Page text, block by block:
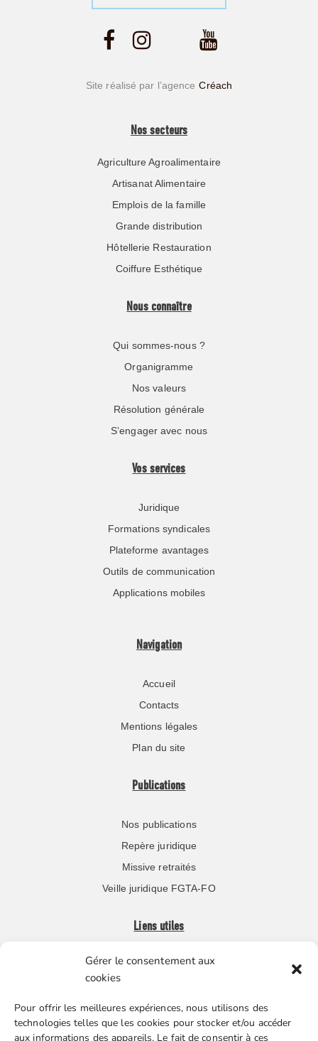
Gérer le consentement aux
cookies
Pour offrir les meilleures expériences, nous utilisons des
technologies telles que les cookies pour stocker et/ou accéder
aux informations des appareils. Le fait de consentir à ces
Site réalisé par l’agence Créach
Nos secteurs
Agriculture Agroalimentaire
Artisanat Alimentaire
Emplois de la famille
Grande distribution
Hôtellerie Restauration
Coiffure Esthétique
Nous connaître
Qui sommes-nous ?
Organigramme
Nos valeurs
Résolution générale
S’engager avec nous
Vos services
Juridique
Formations syndicales
Plateforme avantages
Outils de communication
Applications mobiles
Navigation
Accueil
Contacts
Mentions légales
Plan du site
Publications
Nos publications
Repère juridique
Missive retraités
Veille juridique FGTA-FO
Liens utiles
Boutique en ligne
Nos partenaires
Gestion des cookies